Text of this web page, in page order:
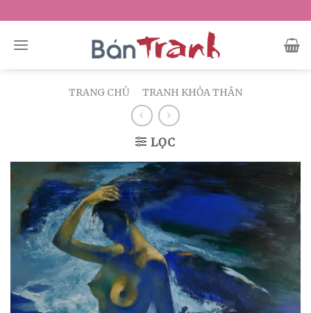
to
content
TRANG CHỦ TRANH KHỎA THÂN
LỌC